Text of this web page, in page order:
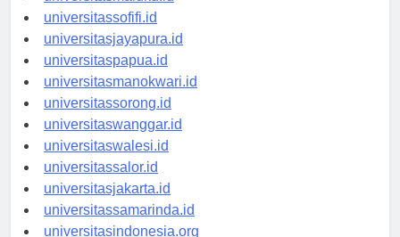
universitasmaluku.id
universitassofifi.id
universitasjayapura.id
universitaspapua.id
universitasmanokwari.id
universitassorong.id
universitaswanggar.id
universitaswalesi.id
universitassalor.id
universitasjakarta.id
universitassamarinda.id